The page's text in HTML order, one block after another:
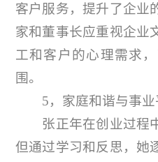
客户服务，提升了企业
家和董事长应重视企业
工和客户的心理需求
围。
5，家庭和谐与事业
张正年在创业过程中
但通过学习和反思，她